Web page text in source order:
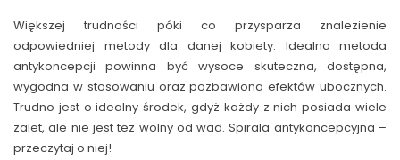
Większej trudności póki co przysparza znalezienie
odpowiedniej metody dla danej kobiety. Idealna metoda
antykoncepcji powinna być wysoce skuteczna, dostępna,
wygodna w stosowaniu oraz pozbawiona efektów ubocznych.
Trudno jest o idealny środek, gdyż każdy z nich posiada wiele
zalet, ale nie jest też wolny od wad. Spirala antykoncepcyjna –
przeczytaj o niej!